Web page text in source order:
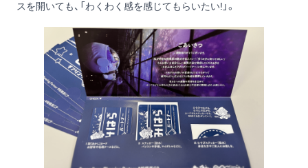
スを開いても、「わくわく感を感じてもらいたい!」。